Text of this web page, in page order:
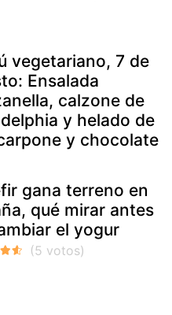
vegetariano, 7 de
Ensalada
calzone de
y helado de
y chocolate
gana terreno en
qué mirar antes
el yogur